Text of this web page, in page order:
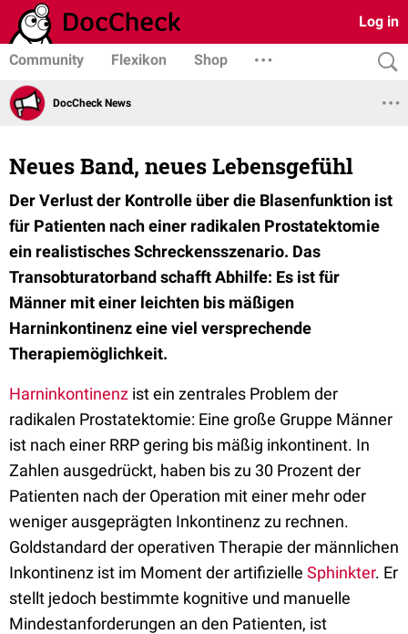
Log in
Community Flexikon Shop
DocCheck News
Neues Band, neues Lebensgefühl
Der Verlust der Kontrolle über die Blasenfunktion ist
für Patienten nach einer radikalen Prostatektomie
ein realistisches Schreckensszenario. Das
Transobturatorband schafft Abhilfe: Es ist für
Männer mit einer leichten bis mäßigen
Harninkontinenz eine viel versprechende
Therapiemöglichkeit.
Harninkontinenz ist ein zentrales Problem der
radikalen Prostatektomie: Eine große Gruppe Männer
ist nach einer RRP gering bis mäßig inkontinent. In
Zahlen ausgedrückt, haben bis zu 30 Prozent der
Patienten nach der Operation mit einer mehr oder
weniger ausgeprägten Inkontinenz zu rechnen.
Goldstandard der operativen Therapie der männlichen
Inkontinenz ist im Moment der artifizielle Sphinkter. Er
stellt jedoch bestimmte kognitive und manuelle
Mindestanforderungen an den Patienten, ist